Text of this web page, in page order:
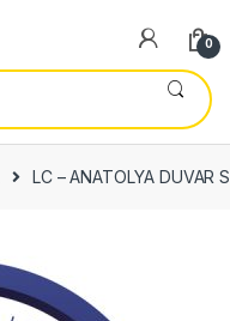
0
LC – ANATOLYA DUVAR